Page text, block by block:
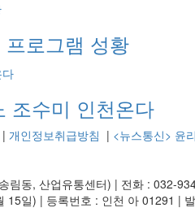
로그램 성황
조수미 인천온다
| 개인정보취급방침 | <뉴스통신> 윤
림동, 산업유통센터) | 전화 : 032-
15일) | 등록번호 : 인천 아 01291 |